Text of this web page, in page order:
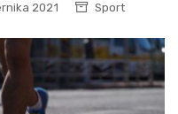
2021 Sport